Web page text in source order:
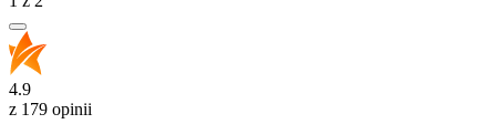
4.9
z 179 opinii